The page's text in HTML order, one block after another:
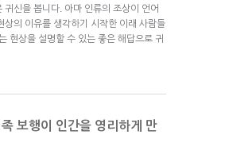
귀신을 봅니다. 아마 인류의 조상이 언어
상의 이유를 생각하기 시작한 이래 사람들
현상을 설명할 수 있는 좋은 해답으로 귀
보행이 인간을 영리하게 만